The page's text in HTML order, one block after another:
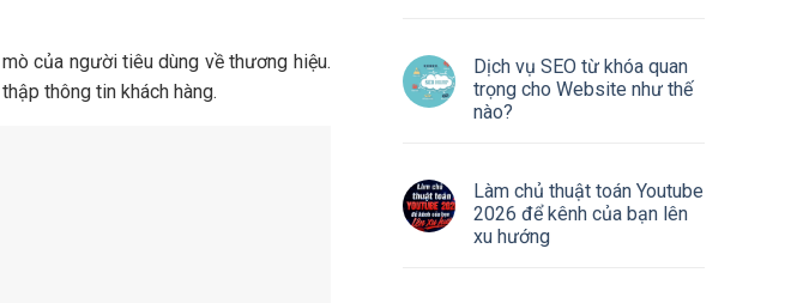
của người tiêu dùng về thương hiệu.
thông tin khách hàng.
Dịch vụ SEO từ khóa quan
trọng cho Website như thế
nào?
Làm chủ thuật toán Youtube
2026 để kênh của bạn lên
xu hướng